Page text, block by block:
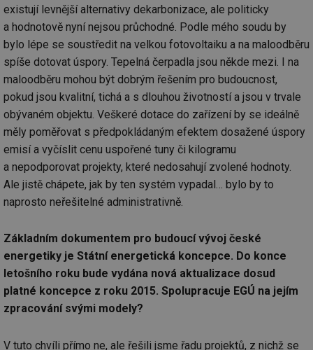
existují levnější alternativy dekarbonizace, ale politicky
a hodnotově nyní nejsou průchodné. Podle mého soudu by
bylo lépe se soustředit na velkou fotovoltaiku a na maloodběru
spíše dotovat úspory. Tepelná čerpadla jsou někde mezi. I na
maloodběru mohou být dobrým řešením pro budoucnost,
pokud jsou kvalitní, tichá a s dlouhou životností a jsou v trvale
obývaném objektu. Veškeré dotace do zařízení by se ideálně
měly poměřovat s předpokládaným efektem dosažené úspory
emisí a vyčíslit cenu uspořené tuny či kilogramu
a nepodporovat projekty, které nedosahují zvolené hodnoty.
Ale jistě chápete, jak by ten systém vypadal… bylo by to
naprosto neřešitelné administrativně.
Základním dokumentem pro budoucí vývoj české
energetiky je Státní energetická koncepce. Do konce
letošního roku bude vydána nová aktualizace dosud
platné koncepce z roku 2015. Spolupracuje EGÚ na jejím
zpracování svými modely?
V tuto chvíli přímo ne, ale řešili jsme řadu projektů, z nichž se
g_csrf_token
.forum.tzb-
info.cz
Zavřením
prohlížeče
id
konference.tzb-
1 rok
_hjAbsoluteSessionInProgress
.tzb-info.cz
29 minut
59 sekund
id
vetrani.tzb-
_hjIncludedInSessionSample
Hotjar Ltd
1 minuta